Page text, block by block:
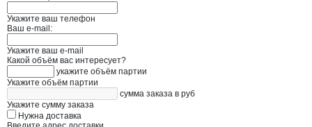
Укажите ваш телефон
Ваш e-mail:
Укажите ваш e-mail
Какой объём вас интересует?
укажите объём партии
Укажите объём партии
сумма заказа в руб
Укажите сумму заказа
Нужна доставка